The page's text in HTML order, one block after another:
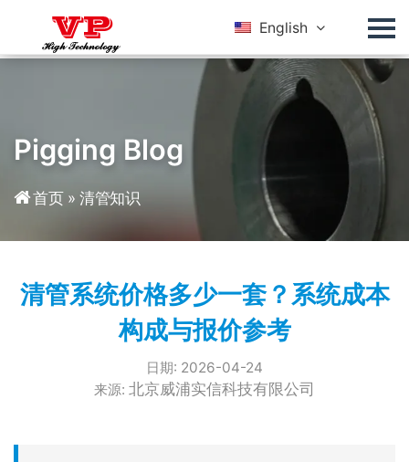
English
Pigging Blog
首页»清管知识
清管系统价格多少一套？系统成本
构成与报价参考
日期: 2026-04-24
来源: 北京威浦实信科技有限公司